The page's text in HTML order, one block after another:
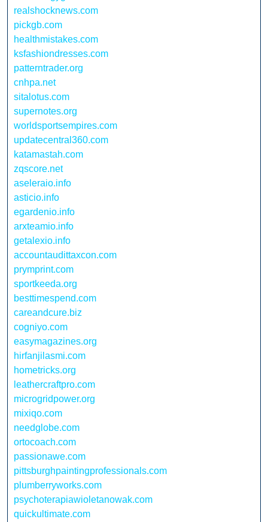
realshocknews.com
pickgb.com
healthmistakes.com
ksfashiondresses.com
patterntrader.org
cnhpa.net
sitalotus.com
supernotes.org
worldsportsempires.com
updatecentral360.com
katamastah.com
zqscore.net
aseleraio.info
asticio.info
egardenio.info
arxteamio.info
getalexio.info
accountaudittaxcon.com
prymprint.com
sportkeeda.org
besttimespend.com
careandcure.biz
cogniyo.com
easymagazines.org
hirfanjilasmi.com
hometricks.org
leathercraftpro.com
microgridpower.org
mixiqo.com
needglobe.com
ortocoach.com
passionawe.com
pittsburghpaintingprofessionals.com
plumberryworks.com
psychoterapiawioletanowak.com
quickultimate.com